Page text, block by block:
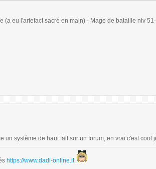
eu l'artefact sacré en main) - Mage de bataille niv
un système de haut fait sur un forum, en vrai c'est cool
https://www.dadi-online.it